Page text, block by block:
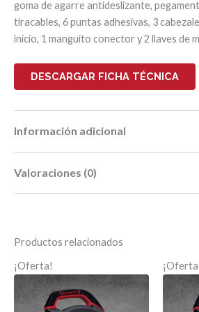
goma de agarre antideslizante,
tiracables, 6 puntas adhesivas, 3
inicio, 1 manguito conector y 2 llaves de
DESCARGAR FICHA TÉCNICA
Información adicional
Peso
Ancho
Alto 0,08
Valoraciones (0)
Sé el primero en valorar
CONTADOR – 30 MTS”
Tu dirección de correo electrónico
Productos relacionados
¡Oferta!